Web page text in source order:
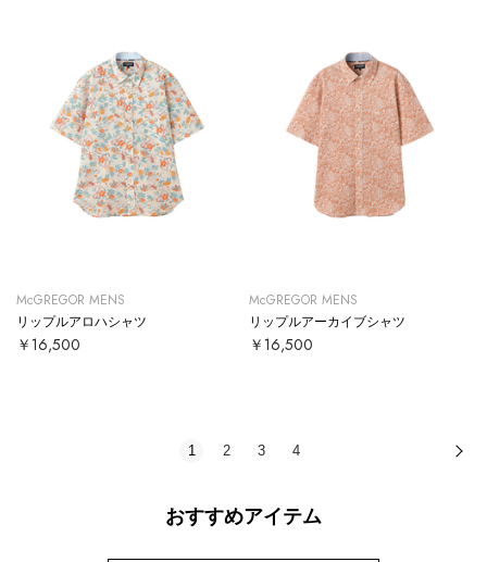
McGREGOR MENS
リップルアロハシャツ
￥16,500
McGREGOR MENS
リップルアーカイブシャツ
￥16,500
1 2 3 4
おすすめアイテム